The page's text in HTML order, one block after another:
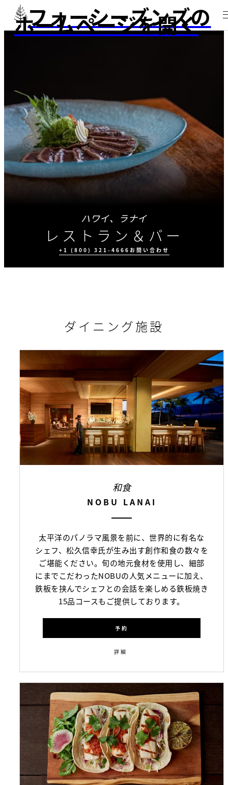
フォーシーズンズの
ホームページを開く
ハワイ、ラナイ
レストラン＆バー
+1 (800) 321-4666 お問い合わせ
イベント
ダイニング施設
和食
NOBU LANAI
太平洋のパノラマ風景を前に、世界的に有名な
シェフ、松久信幸氏が生み出す創作和食の数々を
ご堪能ください。旬の地元食材を使用し、細部
にまでこだわったNOBUの人気メニューに加え、
鉄板を挟んでシェフとの会話を楽しめる鉄板焼き
15品コースもご提供しております。
予約
詳細